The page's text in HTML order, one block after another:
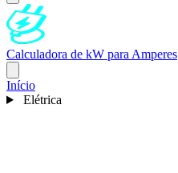
Calculadora de kW para Amperes
Início
Elétrica